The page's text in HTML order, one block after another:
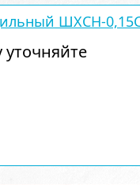
ШХСН-
уточняйте